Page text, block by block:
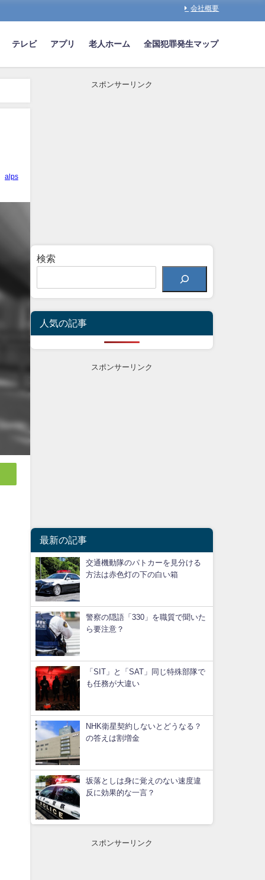
会社概要
テレビ アプリ 老人ホーム 全国犯罪発生マップ
alps
スポンサーリンク
検索
人気の記事
スポンサーリンク
最新の記事
交通機動隊のパトカーを見分ける
方法は赤色灯の下の白い箱
警察の隠語「330」を職質で聞いた
ら要注意？
「SIT」と「SAT」同じ特殊部隊で
も任務が大違い
NHK衛星契約しないとどうなる？
の答えは割増金
坂落としは身に覚えのない速度違
反に効果的な一言？
スポンサーリンク